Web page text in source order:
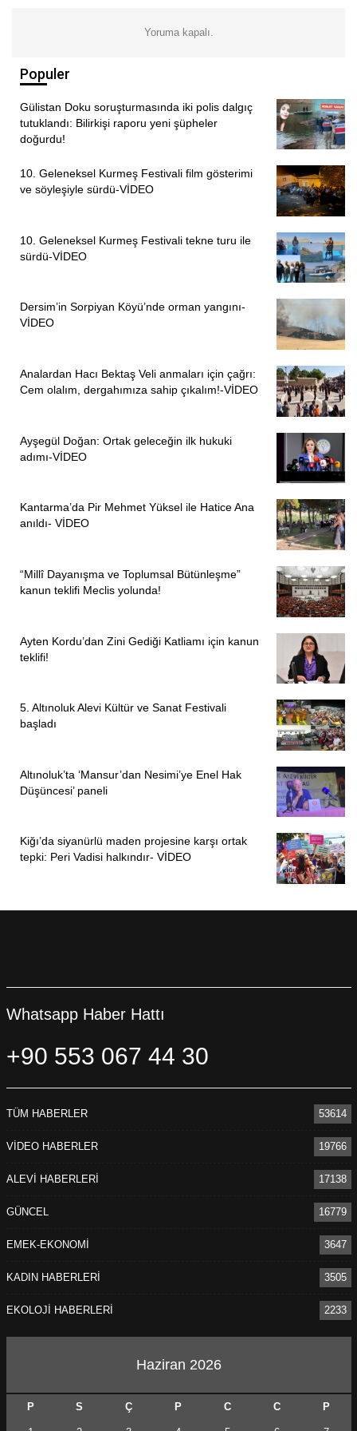
sorunlar karşısında emekçilerin, gençlerin ve ezilen
önemine vurgu yaptı.
Konuşmalarda ayrıca, 31 Mayıs 1971’de Nurhak
Dağları’nda yaşamını yitiren Sinan Cemgil, Kadir Manga
ve Alparslan Özdoğan da anıldı. Katılımcılar, Türkiye
devrimci hareketinin yaşamını yitiren isimlerini saygıyla
andıklarını ifade etti.
programı sona erdi. 1945 yılında Mazgirt’in Yeldeğen
köyünde dünyaya gelen Hüseyin Cevahir, kısa yaşamına
rağmen Türkiye’nin siyasal tarihinde derin iz bırakan
isimlerden biri olarak anılmaya devam ediyor.
Yoruma kapalı.
Populer
Gülistan Doku soruşturmasında iki polis dalgıç
tutuklandı: Bilirkişi raporu yeni şüpheler
doğurdu!
10. Geleneksel Kurmeş Festivali film gösterimi
ve söyleşiyle sürdü-VİDEO
10. Geleneksel Kurmeş Festivali tekne turu ile
sürdü-VİDEO
Dersim’in Sorpiyan Köyü’nde orman yangını-
VİDEO
Analardan Hacı Bektaş Veli anmaları için çağrı:
Cem olalım, dergahımıza sahip çıkalım!-VİDEO
Ayşegül Doğan: Ortak geleceğin ilk hukuki
adımı-VİDEO
Kantarma’da Pir Mehmet Yüksel ile Hatice Ana
anıldı- VİDEO
“Millî Dayanışma ve Toplumsal Bütünleşme”
kanun teklifi Meclis yolunda!
Ayten Kordu’dan Zini Gediği Katliamı için kanun
teklifi!
5. Altınoluk Alevi Kültür ve Sanat Festivali
başladı
Altınoluk’ta ‘Mansur’dan Nesimi’ye Enel Hak
Düşüncesi’ paneli
Kiğı’da siyanürlü maden projesine karşı ortak
tepki: Peri Vadisi halkındır- VİDEO
Whatsapp Haber Hattı
+90 553 067 44 30
TÜM HABERLER 53614
VİDEO HABERLER 19766
ALEVİ HABERLERİ 17138
GÜNCEL 16779
EMEK-EKONOMİ 3647
KADIN HABERLERİ 3505
EKOLOJİ HABERLERİ 2233
Haziran 2026
P S Ç P C C P